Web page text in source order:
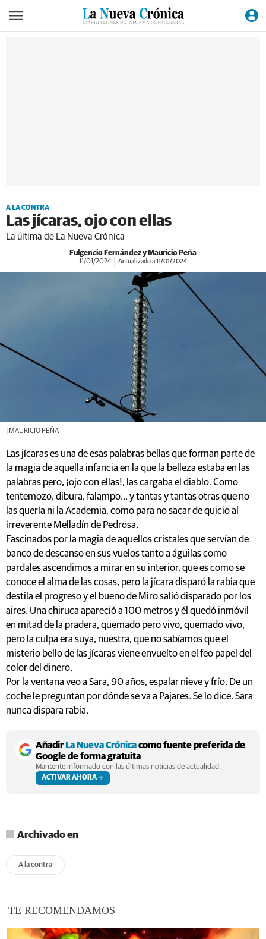
A LA CONTRA
Las jícaras, ojo con ellas
La última de La Nueva Crónica
Fulgencio Fernández y Mauricio Peña
11/01/2024 Actualizado a 11/01/2024
| MAURICIO PEÑA
Las jícaras es una de esas palabras bellas que forman parte de
la magia de aquella infancia en la que la belleza estaba en las
palabras pero, ¡ojo con ellas!, las cargaba el diablo. Como
tentemozo, dibura, falampo... y tantas y tantas otras que no
las quería ni la Academia, como para no sacar de quicio al
irreverente Melladín de Pedrosa.
Fascinados por la magia de aquellos cristales que servían de
banco de descanso en sus vuelos tanto a águilas como
pardales ascendimos a mirar en su interior, que es como se
conoce el alma de las cosas, pero la jícara disparó la rabia que
destila el progreso y el bueno de Miro salió disparado por los
aires. Una chiruca apareció a 100 metros y él quedó inmóvil
en mitad de la pradera, quemado pero vivo, quemado vivo,
pero la culpa era suya, nuestra, que no sabíamos que el
misterio bello de las jícaras viene envuelto en el feo papel del
color del dinero.
Por la ventana veo a Sara, 90 años, espalar nieve y frío. De un
coche le preguntan por dónde se va a Pajares. Se lo dice. Sara
nunca dispara rabia.
AñadirLa Nueva Crónicacomo fuente preferida de
Google de forma gratuita
Mantente informado con las últimas noticias de actualidad.
ACTIVAR AHORA
Archivado en
A la contra
TE RECOMENDAMOS